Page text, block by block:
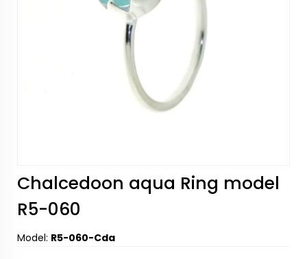
Chalcedoon aqua Ring model
R5-060
Model: R5-060-Cda